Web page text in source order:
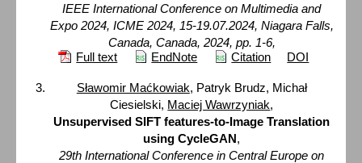
IEEE International Conference on Multimedia and
Expo 2024, ICME 2024, 15-19.07.2024, Niagara Falls,
Canada, Canada, 2024, pp. 1-6,
Full text
EndNote Citation DOI
Sławomir Maćkowiak, Patryk Brudz, Michał
Ciesielski, Maciej Wawrzyniak,
Unsupervised SIFT features-to-Image Translation
using CycleGAN,
29th International Conference in Central Europe on